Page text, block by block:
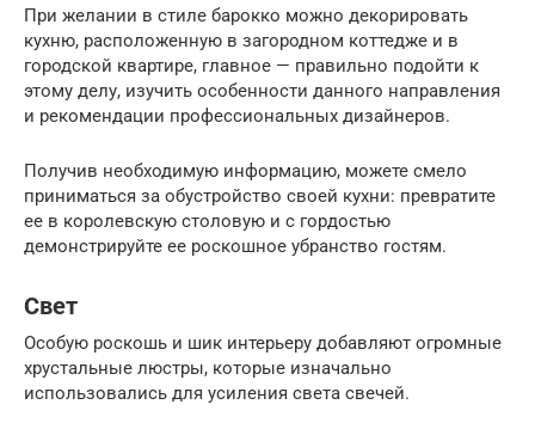
При желании в стиле барокко можно декорировать
кухню, расположенную в загородном коттедже и в
городской квартире, главное — правильно подойти к
этому делу, изучить особенности данного направления
и рекомендации профессиональных дизайнеров.
Получив необходимую информацию, можете смело
приниматься за обустройство своей кухни: превратите
ее в королевскую столовую и с гордостью
демонстрируйте ее роскошное убранство гостям.
Свет
Особую роскошь и шик интерьеру добавляют огромные
хрустальные люстры, которые изначально
использовались для усиления света свечей.